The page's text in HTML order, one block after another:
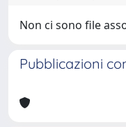
Non ci sono file
Pubblicazioni